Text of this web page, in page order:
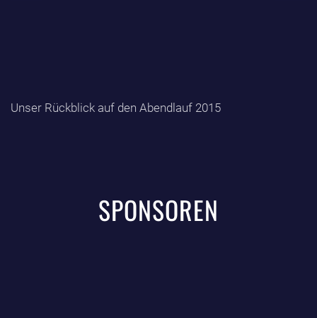
Unser Rückblick auf den Abendlauf 2015
SPONSOREN